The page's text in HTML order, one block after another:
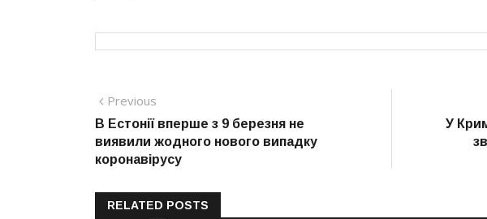
Навігація
записів
Previous
post:
В Естонії вперше з 9 березня не
виявили жодного нового випадку
коронавірусу
У
RELATED POSTS